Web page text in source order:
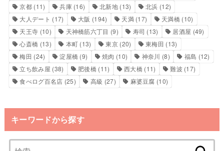
京都 (11) 兵庫(16) 北新地(13) 北浜 (12)
大人デート (17) 大阪 (194) 天満(17) 天満橋(10)
天王寺 (10) 天神橋筋六丁目 (9) 寿司 (13) 居酒屋 (49)
心斎橋 (13) 本町 (13) 東京(20) 東梅田 (13)
梅田 (24) 淀屋橋 (9) 焼肉 (10) 神奈川 (8) 福島 (12)
立ち飲み屋 (38) 肥後橋 (11) 西大橋 (11) 難波 (17)
食べログ百名店 (25) 高級 (27) 麻婆豆腐 (10)
キーワードから探す